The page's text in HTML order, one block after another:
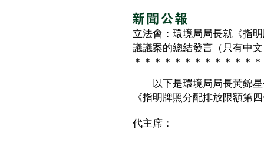
立法會：環境局局長就《指
議議案的總結發言（只有中
＊＊＊＊＊＊＊＊＊＊＊＊
以下是環境局局長黃錦星
《指明牌照分配排放限額第
代主席：